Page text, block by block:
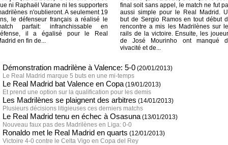
ni Raphaël Varane ni les supporters
n'oublieront. A seulement 19
le défenseur français a réalisé le
parfait: infranchissable en
il a égalisé pour le Real
en fin de...
final soit sans appel, le match ne fut
aussi simple pour le Real Madrid.
but de Sergio Ramos en tout début
rencontre a mis les Madrilènes sur
rails de la victoire. Ensuite, les
de José Mourinho ont manqué
vivacité et de...
Démonstration madrilène à Valence: 5-0 (20/01/2013)
Le Real Madrid marque 5 buts en une mi-temps
Le Real Madrid bat Valence en Copa(19/01/2013)
Et prend une option sur la qualification pour les demis
Les Madrilènes se plaignent des arbitres (14/01/2013)
Plusieurs décisions litigieuses ces derniers matchs
Le Real Madrid tenu en échec à Osasuna(13/01/2013)
Nouveau faux pas des Madrilènes en Liga: 0-0
Ronaldo met le Real Madrid en quarts (12/01/2013)
Victoire 4-0 contre le Celta Vigo en Copa del Rey